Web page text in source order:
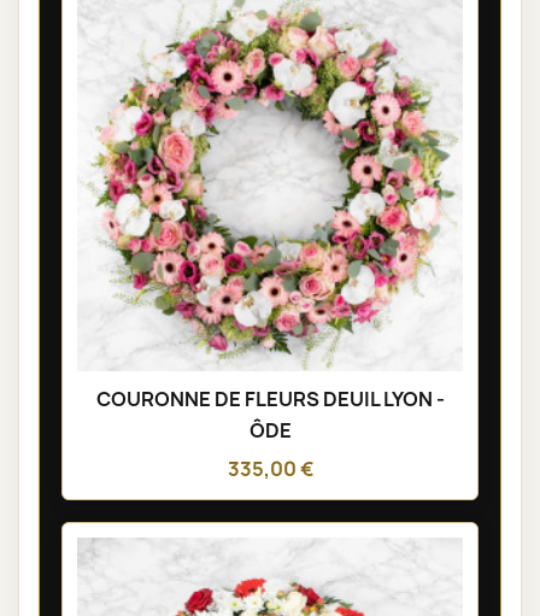
COURONNE DE FLEURS DEUIL LYON -
ÔDE
335,00 €